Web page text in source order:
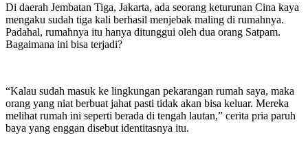
Di daerah Jembatan Tiga, Jakarta, ada seorang keturunan Cina kaya
mengaku sudah tiga kali berhasil menjebak maling di rumahnya.
Padahal, rumahnya itu hanya ditunggui oleh dua orang Satpam.
Bagaimana ini bisa terjadi?
“Kalau sudah masuk ke lingkungan pekarangan rumah saya, maka
orang yang niat berbuat jahat pasti tidak akan bisa keluar. Mereka
melihat rumah ini seperti berada di tengah lautan,” cerita pria paruh
baya yang enggan disebut identitasnya itu.